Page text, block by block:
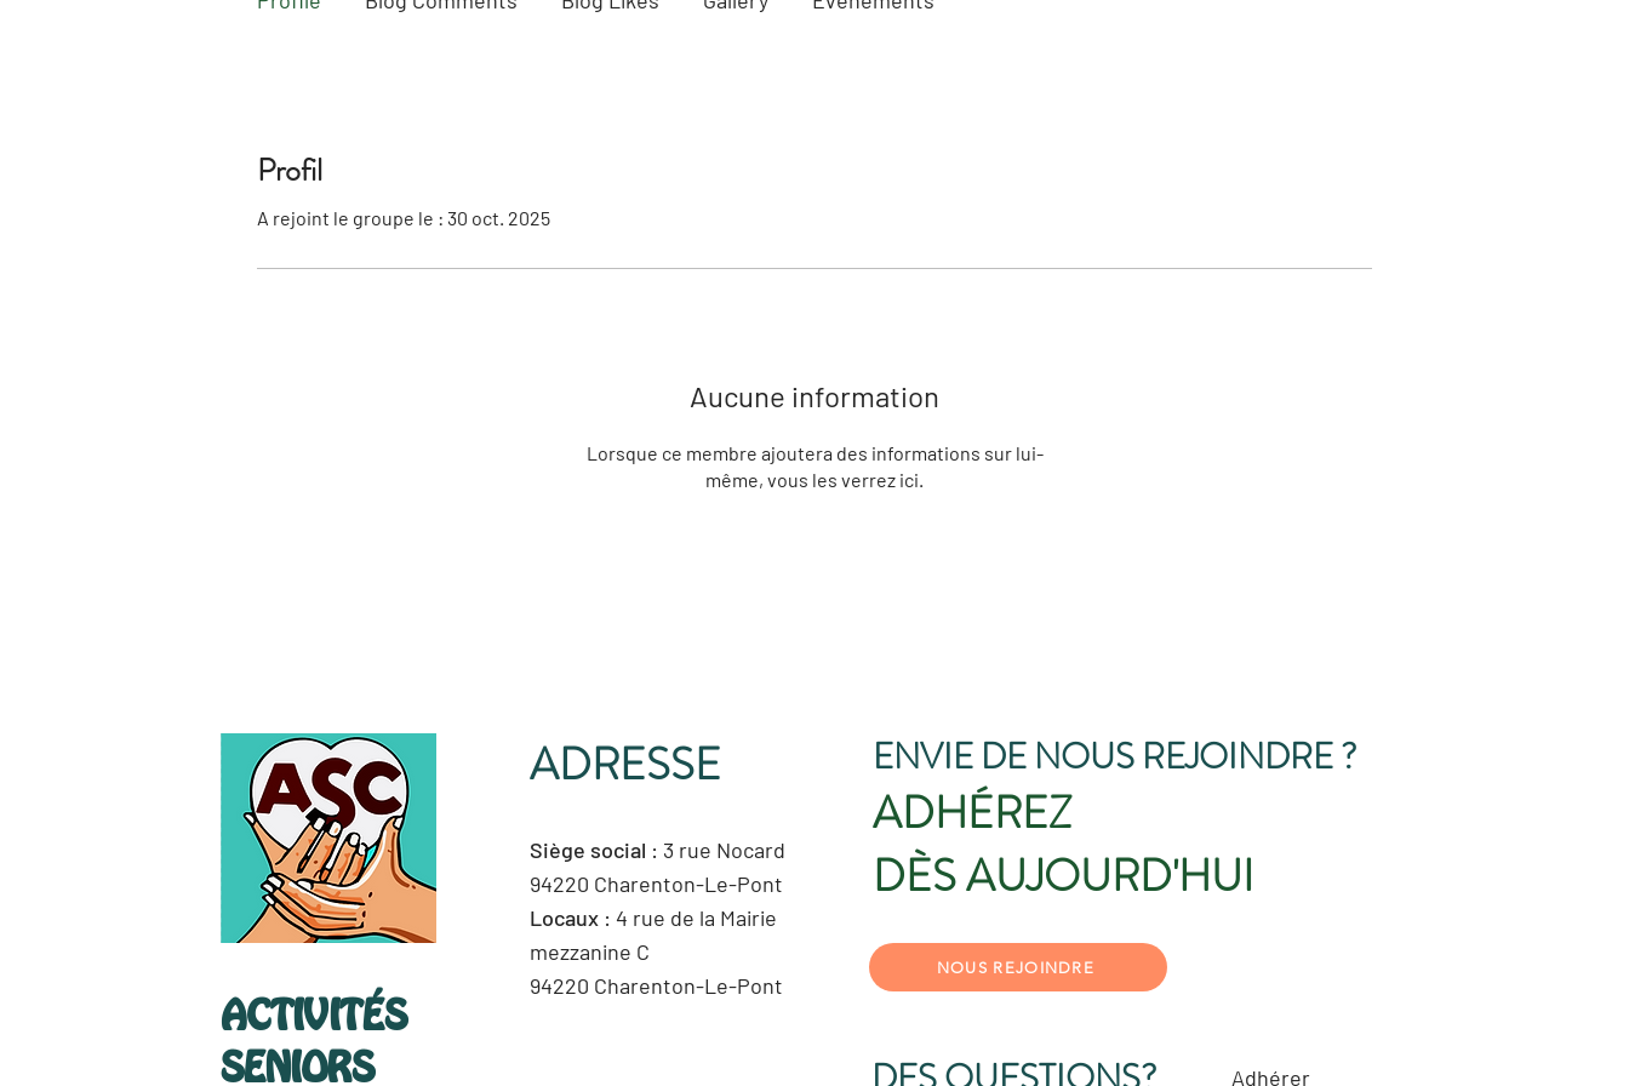
Profil
A rejoint le groupe le : 30 oct. 2025
Aucune information
Lorsque ce membre ajoutera des informations sur lui-
même, vous les verrez ici.
ACTIVITÉS
SENIORS
ADRESSE
Siège social : 3 rue Nocard
94220 Charenton-Le-Pont
Locaux : 4 rue de la Mairie
mezzanine C
94220 Charenton-Le-Pont
ENVIE DE NOUS REJOINDRE ?
ADHÉREZ
DÈS AUJOURD'HUI
NOUS REJOINDRE
Adhérer